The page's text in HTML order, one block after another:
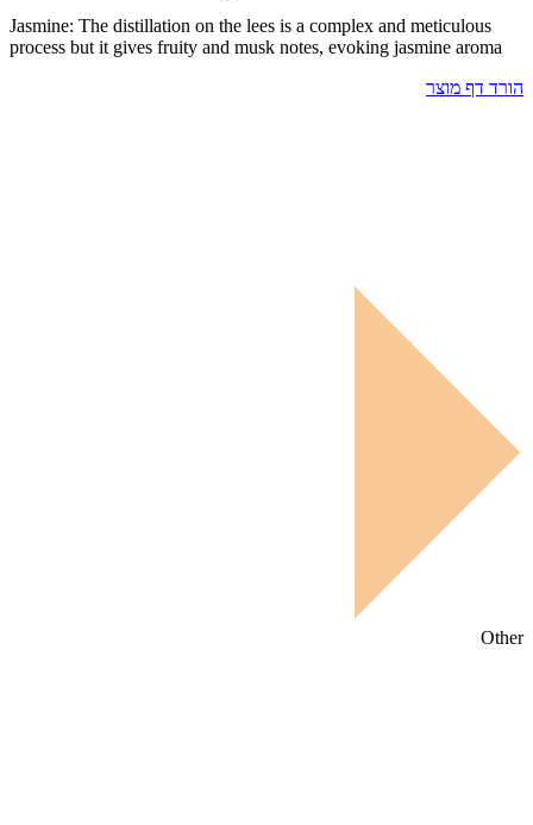
Jasmine: The distillation on the lees is a complex and meticulous
process but it gives fruity and musk notes, evoking jasmine aroma
הורד דף מוצר
Other